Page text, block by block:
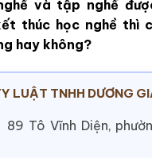
và tập nghề
thúc học nghề thì
hay không?
LUẬT TNHH DƯƠNG
89 Tô Vĩnh Diện,